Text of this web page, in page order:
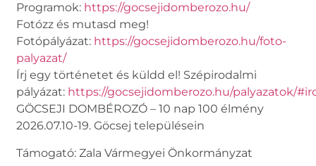
Programok: https://gocsejidomberozo.hu/
Fotózz és mutasd meg!
Fotópályázat: https://gocsejidomberozo.hu/foto-
palyazat/
Írj egy történetet és küldd el! Szépirodalmi
pályázat: https://gocsejidomberozo.hu/palyazatok/
GÖCSEJI DOMBÉROZÓ – 10 nap 100 élmény
2026.07.10-19. Göcsej településein
Támogató: Zala Vármegyei Önkormányzat